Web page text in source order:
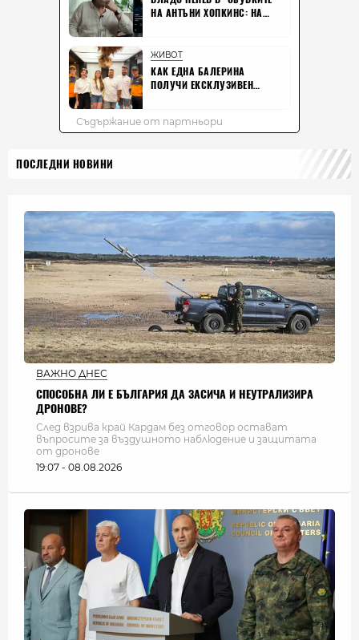
ПОСЛЕДНИ НОВИНИ
ВАЖНО ДНЕС
СПОСОБНА ЛИ Е БЪЛГАРИЯ ДА ЗАСИЧА И НЕУТРАЛИЗИРА
ДРОНОВЕ?
След взрива край Кардам без отговор остават
въпросите за въздушното наблюдение и защитата
от дронове
19:07 - 08.08.2026